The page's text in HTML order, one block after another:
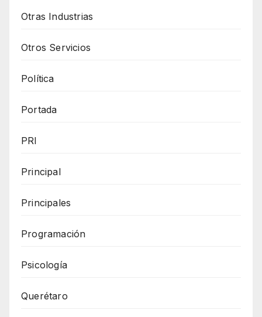
Otras Industrias
Otros Servicios
Política
Portada
PRI
Principal
Principales
Programación
Psicología
Querétaro